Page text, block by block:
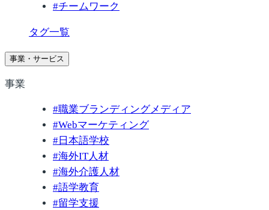
#チームワーク
タグ一覧
事業・サービス
事業
#職業ブランディングメディア
#Webマーケティング
# 日本語学校
#海外IT人材
#海外介護人材
#語学教育
#留学支援